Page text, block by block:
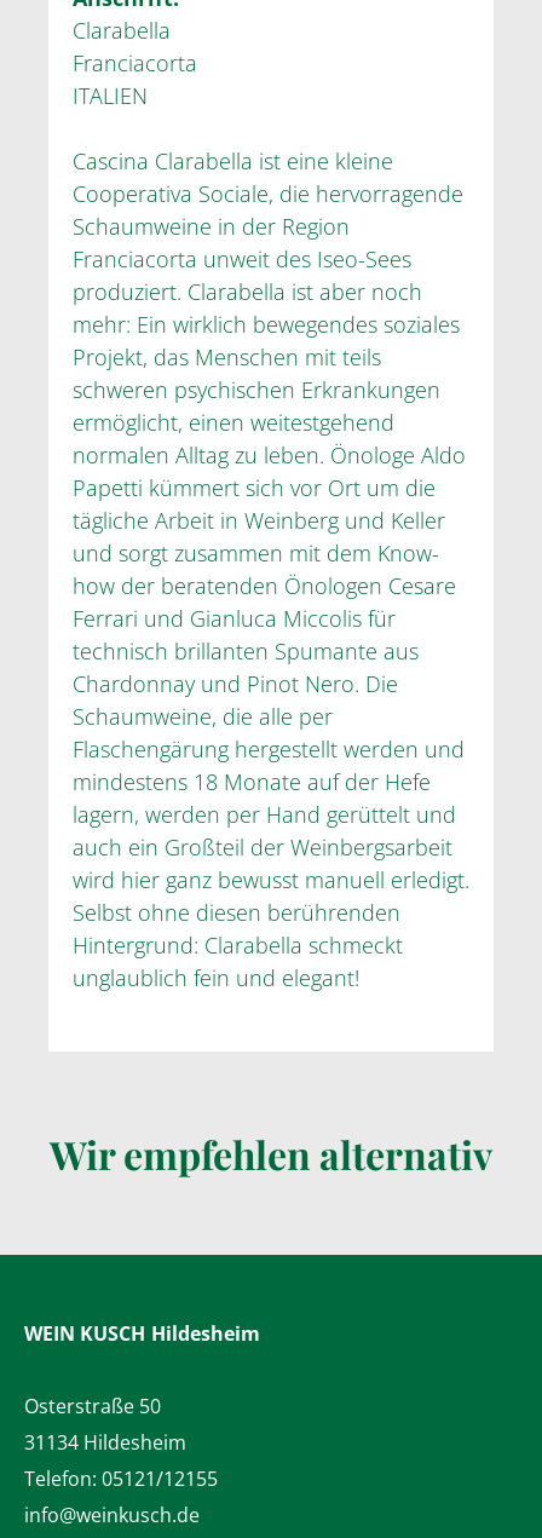
Clarabella
Franciacorta
ITALIEN
Cascina Clarabella ist eine kleine
Cooperativa Sociale, die hervorragende
Schaumweine in der Region
Franciacorta unweit des Iseo-Sees
produziert. Clarabella ist aber noch
mehr: Ein wirklich bewegendes soziales
Projekt, das Menschen mit teils
schweren psychischen Erkrankungen
ermöglicht, einen weitestgehend
normalen Alltag zu leben. Önologe Aldo
Papetti kümmert sich vor Ort um die
tägliche Arbeit in Weinberg und Keller
und sorgt zusammen mit dem Know-
how der beratenden Önologen Cesare
Ferrari und Gianluca Miccolis für
technisch brillanten Spumante aus
Chardonnay und Pinot Nero. Die
Schaumweine, die alle per
Flaschengärung hergestellt werden und
mindestens 18 Monate auf der Hefe
lagern, werden per Hand gerüttelt und
auch ein Großteil der Weinbergsarbeit
wird hier ganz bewusst manuell erledigt.
Selbst ohne diesen berührenden
Hintergrund: Clarabella schmeckt
unglaublich fein und elegant!
Wir empfehlen alternativ
WEIN KUSCH Hildesheim
Osterstraße 50
31134 Hildesheim
Telefon: 05121/12155
info@weinkusch.de